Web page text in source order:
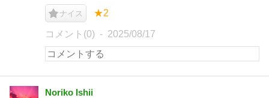
ナイス ★2
コメント(0) 2025/08/17
Noriko Ishii